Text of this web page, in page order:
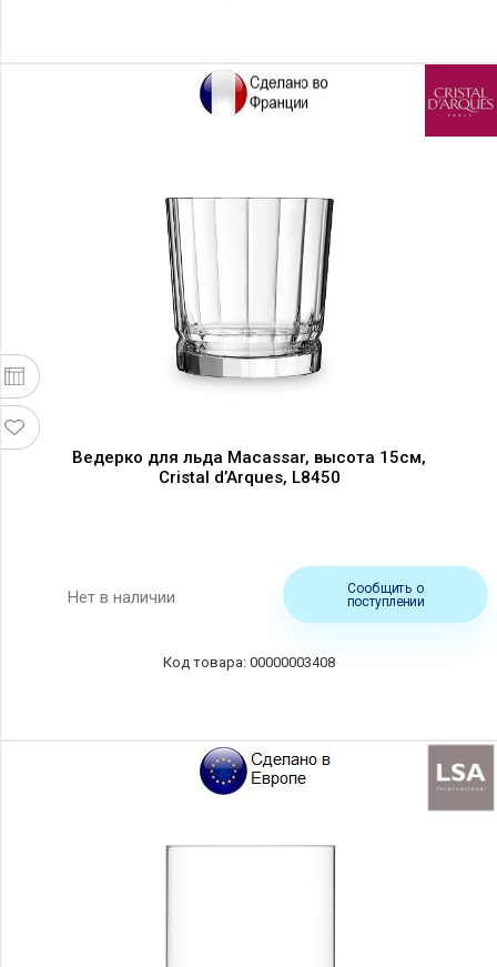
Ведерко для льда Macassar, высота 15см,
Cristal d’Arques, L8450
Нет в наличии
Сообщить о
поступлении
00000003408